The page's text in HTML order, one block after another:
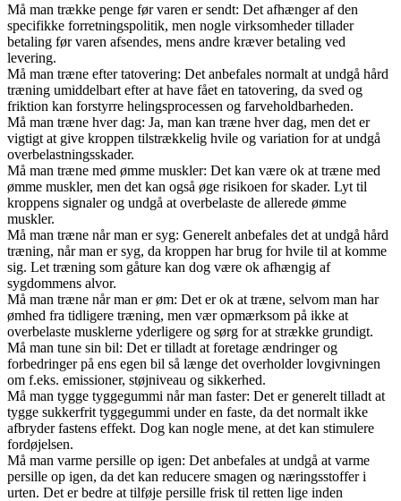
Må man trække penge før varen er sendt: Det afhænger af den
specifikke forretningspolitik, men nogle virksomheder tillader
betaling før varen afsendes, mens andre kræver betaling ved
levering.
Må man træne efter tatovering: Det anbefales normalt at undgå hård
træning umiddelbart efter at have fået en tatovering, da sved og
friktion kan forstyrre helingsprocessen og farveholdbarheden.
Må man træne hver dag: Ja, man kan træne hver dag, men det er
vigtigt at give kroppen tilstrækkelig hvile og variation for at undgå
overbelastningsskader.
Må man træne med ømme muskler: Det kan være ok at træne med
ømme muskler, men det kan også øge risikoen for skader. Lyt til
kroppens signaler og undgå at overbelaste de allerede ømme
muskler.
Må man træne når man er syg: Generelt anbefales det at undgå hård
træning, når man er syg, da kroppen har brug for hvile til at komme
sig. Let træning som gåture kan dog være ok afhængig af
sygdommens alvor.
Må man træne når man er øm: Det er ok at træne, selvom man har
ømhed fra tidligere træning, men vær opmærksom på ikke at
overbelaste musklerne yderligere og sørg for at strække grundigt.
Må man tune sin bil: Det er tilladt at foretage ændringer og
forbedringer på ens egen bil så længe det overholder lovgivningen
om f.eks. emissioner, støjniveau og sikkerhed.
Må man tygge tyggegummi når man faster: Det er generelt tilladt at
tygge sukkerfrit tyggegummi under en faste, da det normalt ikke
afbryder fastens effekt. Dog kan nogle mene, at det kan stimulere
fordøjelsen.
Må man varme persille op igen: Det anbefales at undgå at varme
persille op igen, da det kan reducere smagen og næringsstoffer i
urten. Det er bedre at tilføje persille frisk til retten lige inden